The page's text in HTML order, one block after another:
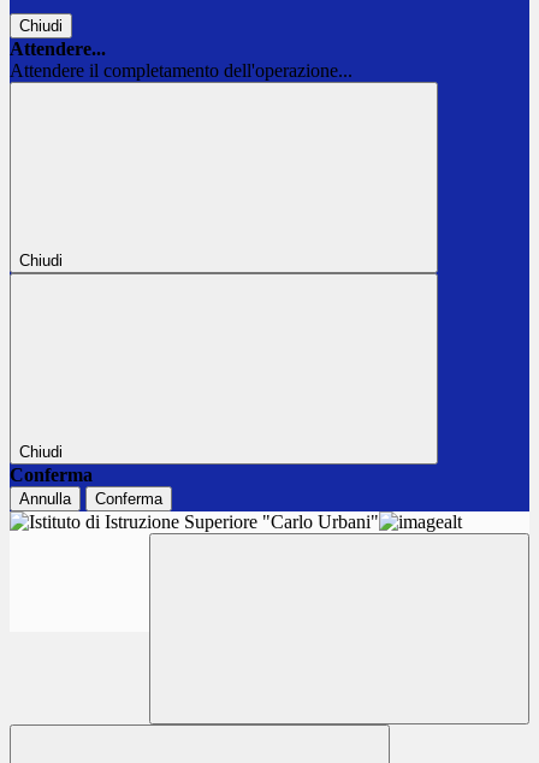
Chiudi
Attendere...
Attendere il completamento dell'operazione...
Chiudi
Chiudi
Conferma
Annulla Conferma